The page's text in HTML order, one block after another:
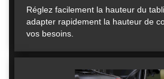
Réglez facilement la hauteur du
adapter rapidement la hauteur de
vos besoins.